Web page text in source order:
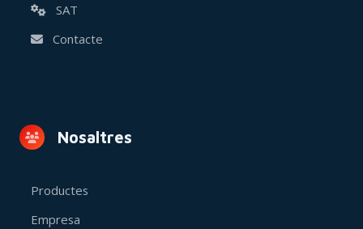
SAT
Contacte
Nosaltres
Productes
Empresa